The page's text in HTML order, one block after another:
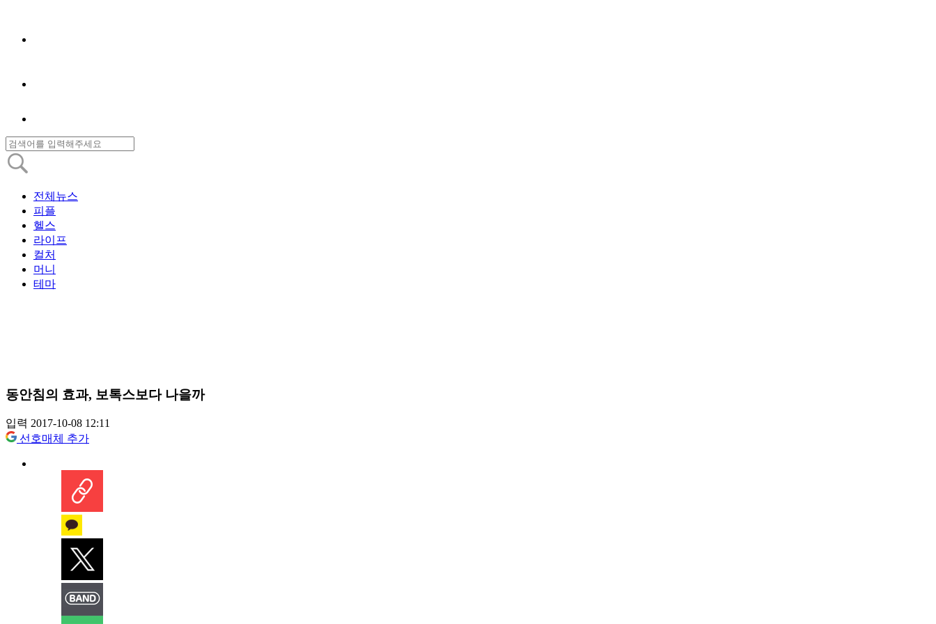
전체뉴스
피플
헬스
라이프
컬처
머니
테마
동안침의 효과, 보톡스보다 나을까
입력 2017-10-08 12:11
선호매체 추가